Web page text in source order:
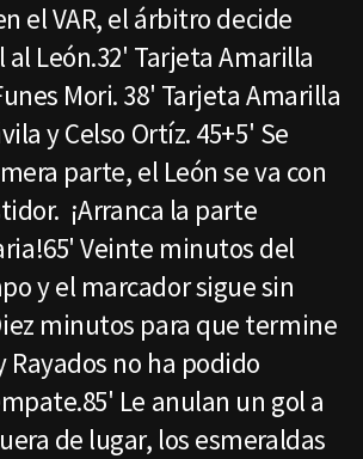
el VAR, el árbitro decide
León.32' Tarjeta Amarilla
Mori. 38' Tarjeta Amarilla
y Celso Ortíz. 45+5' Se
parte, el León se va con
¡Arranca la parte
Veinte minutos del
y el marcador sigue sin
minutos para que termine
Rayados no ha podido
Le anulan un gol a
de lugar, los esmeraldas